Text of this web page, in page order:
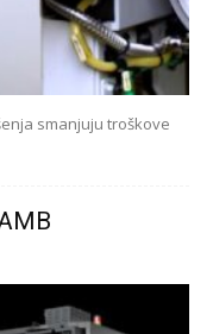
smanjuju troškove